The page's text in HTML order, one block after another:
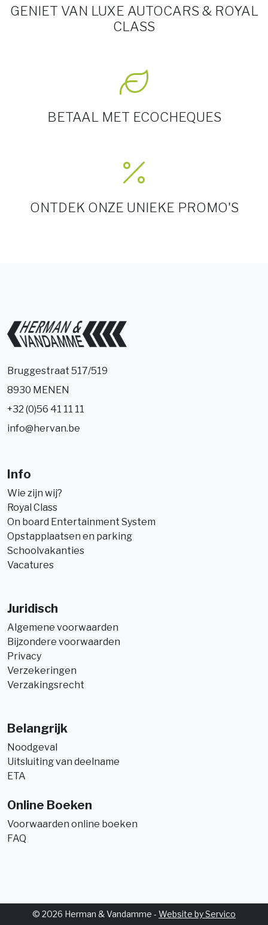
GENIET VAN LUXE AUTOCARS & ROYAL
CLASS
BETAAL MET ECOCHEQUES
ONTDEK ONZE UNIEKE PROMO'S
Bruggestraat 517/519
8930 MENEN
+32 (0)56 41 11 11
info@hervan.be
Info
Wie zijn wij?
Royal Class
On board Entertainment System
Opstapplaatsen en parking
Schoolvakanties
Vacatures
Juridisch
Algemene voorwaarden
Bijzondere voorwaarden
Privacy
Verzekeringen
Verzakingsrecht
Belangrijk
Noodgeval
Uitsluiting van deelname
ETA
Online Boeken
Voorwaarden online boeken
FAQ
© 2026 Herman & Vandamme - Website by Servico